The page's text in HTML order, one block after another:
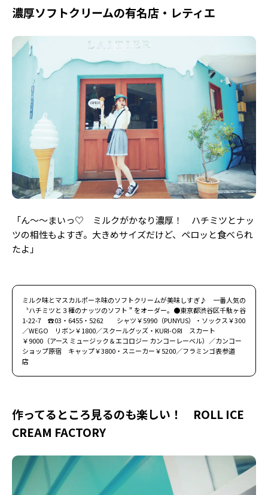
MISS SEVENTEEN
MAGAZINE
バックナンバー
INFORMATION
Seventeenについて
Follow us
ST member
新規会員登録・ログイン
濃厚ソフトクリームの有名店・レティエ
「ん〜〜まいっ♡ ミルクがかなり濃厚！ ハチミツとナッ
ツの相性もよすぎ。大きめサイズだけど、ペロッと食べられ
たよ」
ミルク味とマスカルポーネ味のソフトクリームが美味しすぎ♪ 一番人気の
〝ハチミツと３種のナッツのソフト＂をオーダー。●東京都渋谷区千駄ヶ谷
1-22-7 ☎03・6455・5262 シャツ￥5990（PUNYUS）・ソックス￥300
／WEGO リボン￥1800／スクールグッズ・KURI-ORI スカート
￥9000（アース ミュージック＆エコロジー カンコーレーベル）／カンコー
ショップ原宿 キャップ￥3800・スニーカー￥5200／フラミンゴ表参道
店
作ってるところ見るのも楽しい！ ROLL ICE
CREAM FACTORY